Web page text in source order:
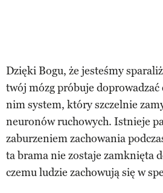
Dzięki Bogu, że jesteśmy
twój mózg próbuje doprowadzać
nim system, który szczelnie
neuronów ruchowych. Istnieje
zaburzeniem zachowania
ta brama nie zostaje zamknięta
czemu ludzie zachowują się w